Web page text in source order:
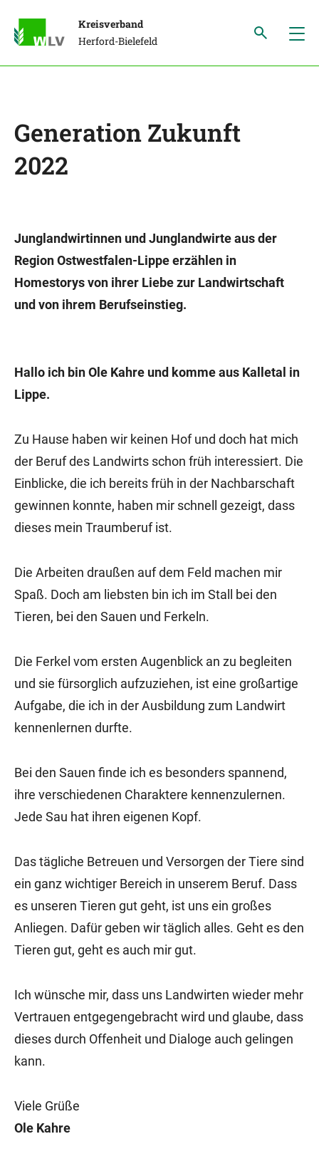
Kreisverband
Herford-Bielefeld
Generation Zukunft
2022
Junglandwirtinnen und Junglandwirte aus der
Region Ostwestfalen-Lippe erzählen in
Homestorys von ihrer Liebe zur Landwirtschaft
und von ihrem Berufseinstieg.
Hallo ich bin Ole Kahre und komme aus Kalletal in
Lippe.
Zu Hause haben wir keinen Hof und doch hat mich
der Beruf des Landwirts schon früh interessiert. Die
Einblicke, die ich bereits früh in der Nachbarschaft
gewinnen konnte, haben mir schnell gezeigt, dass
dieses mein Traumberuf ist.
Die Arbeiten draußen auf dem Feld machen mir
Spaß. Doch am liebsten bin ich im Stall bei den
Tieren, bei den Sauen und Ferkeln.
Die Ferkel vom ersten Augenblick an zu begleiten
und sie fürsorglich aufzuziehen, ist eine großartige
Aufgabe, die ich in der Ausbildung zum Landwirt
kennenlernen durfte.
Bei den Sauen finde ich es besonders spannend,
ihre verschiedenen Charaktere kennenzulernen.
Jede Sau hat ihren eigenen Kopf.
Das tägliche Betreuen und Versorgen der Tiere sind
ein ganz wichtiger Bereich in unserem Beruf. Dass
es unseren Tieren gut geht, ist uns ein großes
Anliegen. Dafür geben wir täglich alles. Geht es den
Tieren gut, geht es auch mir gut.
Ich wünsche mir, dass uns Landwirten wieder mehr
Vertrauen entgegengebracht wird und glaube, dass
dieses durch Offenheit und Dialoge auch gelingen
kann.
Viele Grüße
Ole Kahre